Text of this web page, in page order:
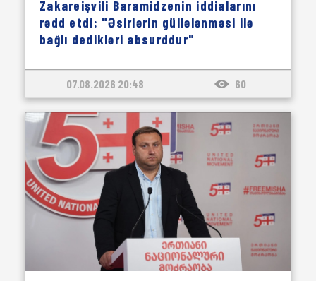
Zakareişvili Baramidzenin iddialarını
rədd etdi: "Əsirlərin güllələnməsi ilə
bağlı dedikləri absurddur"
07.08.2026 20:48 60